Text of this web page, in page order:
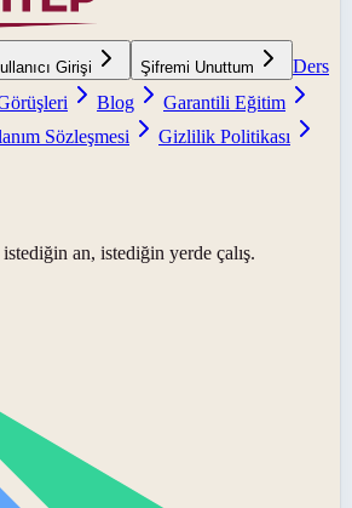
Girişi Şifremi Unuttum
Ders
Blog
Garantili Eğitim
Sözleşmesi
Gizlilik Politikası
an, istediğin yerde çalış.